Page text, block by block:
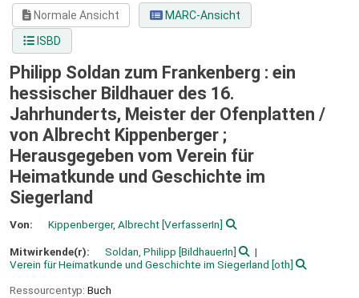
Normale Ansicht
MARC-Ansicht
ISBD
Philipp Soldan zum Frankenberg : ein
hessischer Bildhauer des 16.
Jahrhunderts, Meister der Ofenplatten /
von Albrecht Kippenberger ;
Herausgegeben vom Verein für
Heimatkunde und Geschichte im
Siegerland
Von: Kippenberger, Albrecht[VerfasserIn]
Mitwirkende(r): Soldan, Philipp [BildhauerIn]
Verein für Heimatkunde und Geschichte im Siegerland [oth]
Ressourcentyp: Buch